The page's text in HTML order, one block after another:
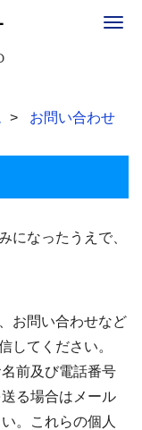
お問い合わせ
になったうえで、
お問い合わせなど
してください。
前及び電話番号
る場合はメール
。これらの個人